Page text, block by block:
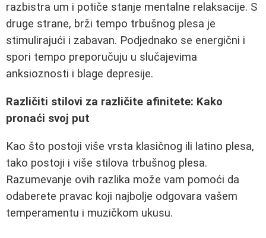
razbistra um i potiče stanje mentalne relaksacije. S
druge strane, brži tempo trbušnog plesa je
stimulirajući i zabavan. Podjednako se energični i
spori tempo preporučuju u slučajevima
anksioznosti i blage depresije.
Različiti stilovi za različite afinitete: Kako
pronaći svoj put
Kao što postoji više vrsta klasičnog ili latino plesa,
tako postoji i više stilova trbušnog plesa.
Razumevanje ovih razlika može vam pomoći da
odaberete pravac koji najbolje odgovara vašem
temperamentu i muzičkom ukusu.